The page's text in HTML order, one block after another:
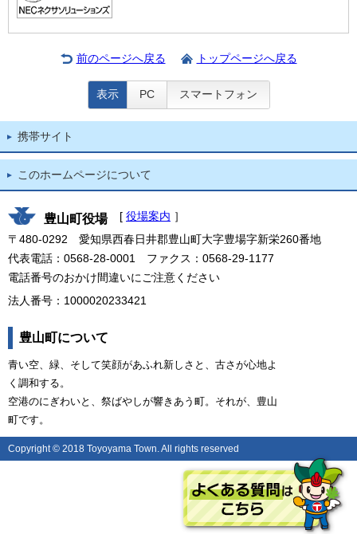
前のページへ戻る トップページへ戻る
表示 PC スマートフォン
携帯サイト
このホームページについて
豊山町役場 [ 役場案内 ］
〒480-0292 愛知県西春日井郡豊山町大字豊場字新栄260番地
代表電話：0568-28-0001 ファクス：0568-29-1177
電話番号のおかけ間違いにご注意ください
法人番号：1000020233421
豊山町について
青い空、緑、そして笑顔があふれ新しさと、古さが心地よ
く調和する。
空港のにぎわいと、祭ばやしが響きあう町。それが、豊山
町です。
Copyright © 2018 Toyoyama Town. All rights reserved